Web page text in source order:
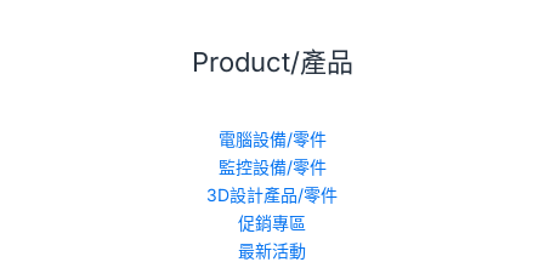
Product/產品
電腦設備/零件
監控設備/零件
3D設計產品/零件
促銷專區
最新活動